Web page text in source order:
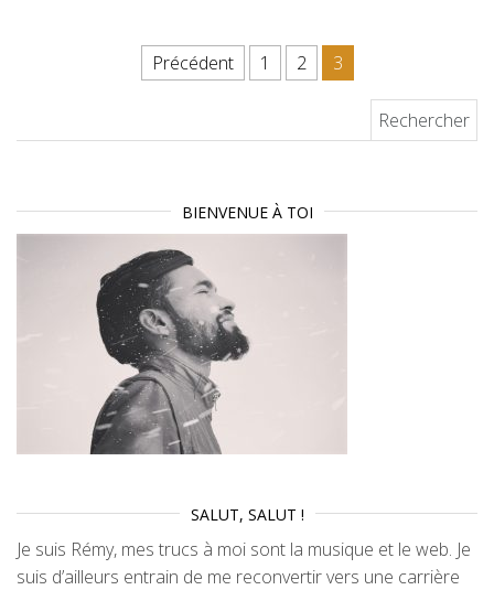
Pagination des publications
Précédent 1 2
3
BIENVENUE À TOI
SALUT, SALUT !
Je suis Rémy, mes trucs à moi sont la musique et le web. Je
suis d’ailleurs entrain de me reconvertir vers une carrière